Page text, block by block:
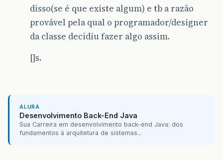
disso(se é que existe algum) e tb a razão
provável pela qual o programador/designer
da classe decidiu fazer algo assim.
[]s.
ALURA
Desenvolvimento Back-End Java
Sua Carreira em desenvolvimento back-end Java: dos
fundamentos à arquitetura de sistemas...